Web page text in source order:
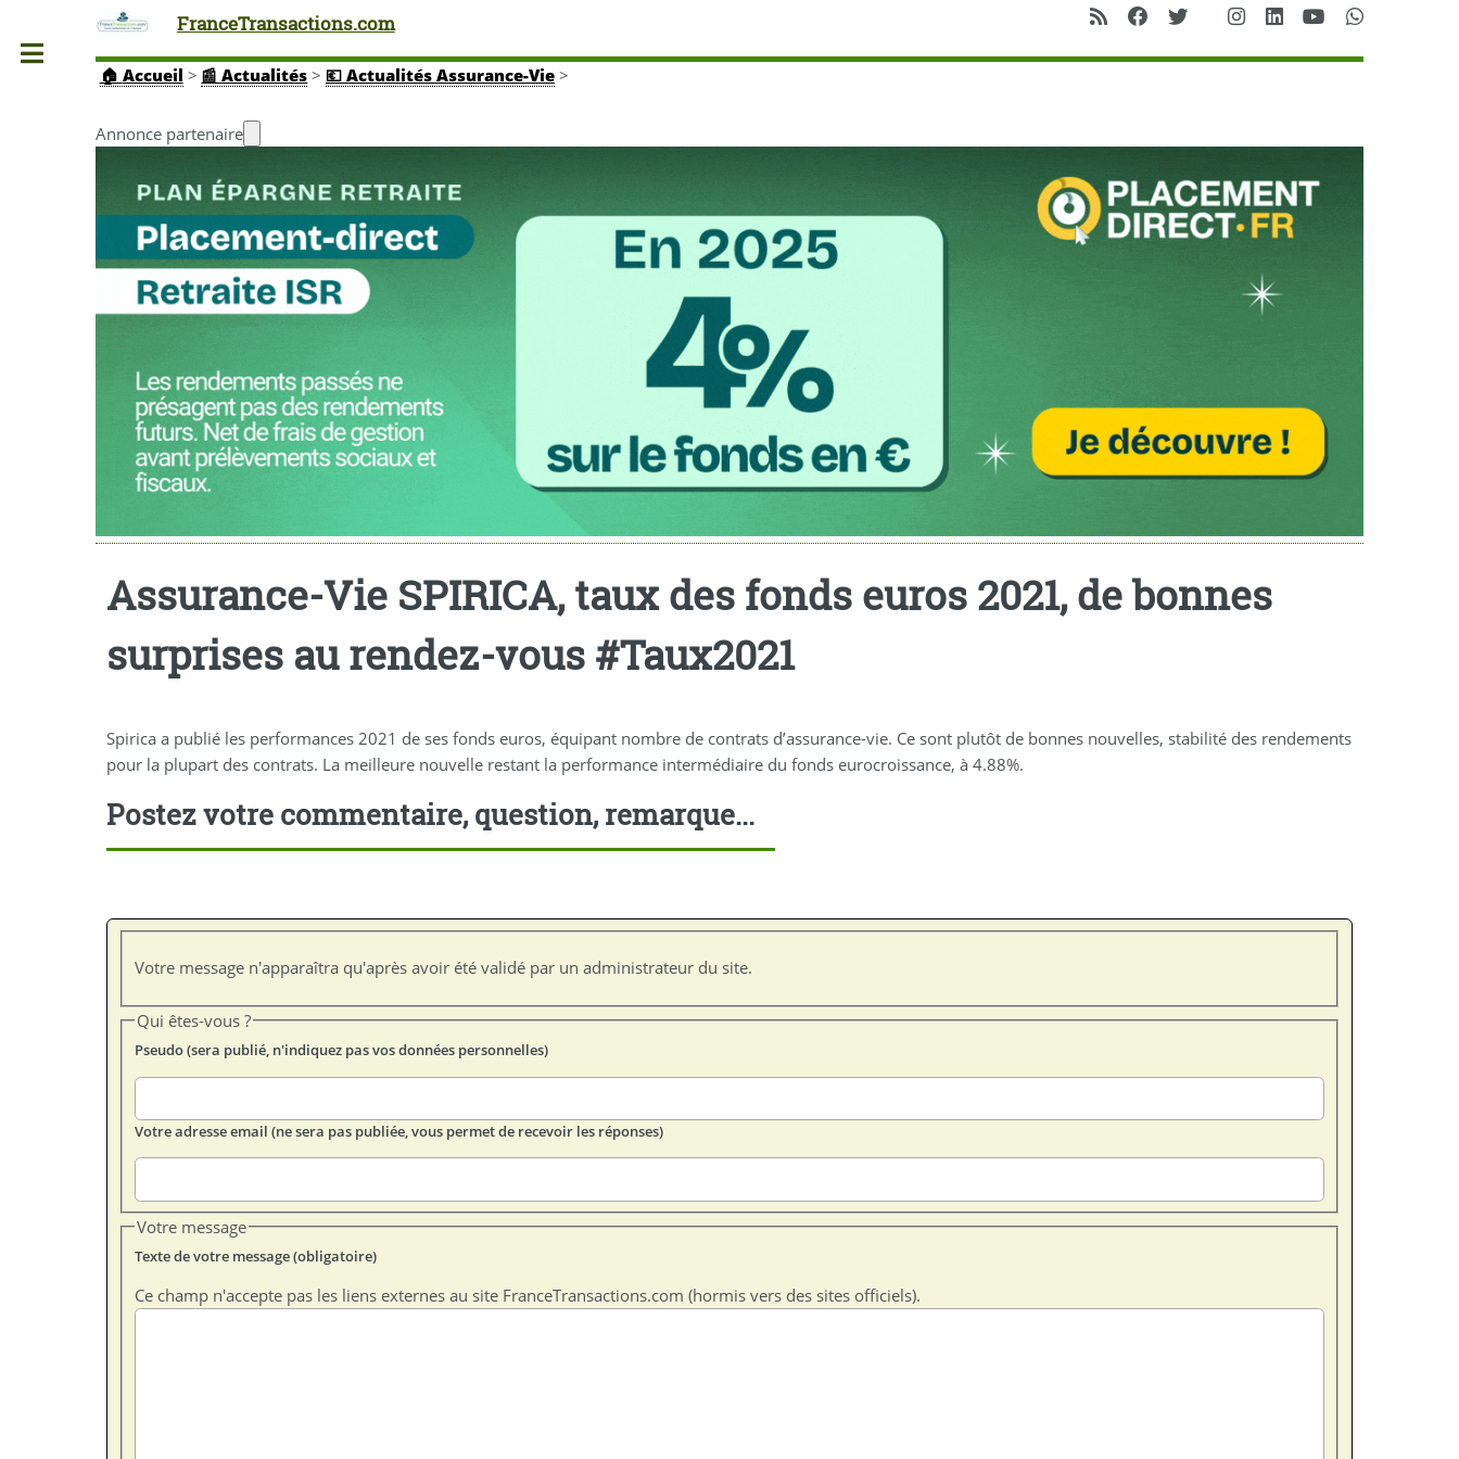
FranceTransactions.com
🏠 Accueil > 📰 Actualités > 💶 Actualités Assurance-Vie>
Annonce partenaire
Assurance-Vie SPIRICA, taux des fonds euros 2021, de bonnes
surprises au rendez-vous #Taux2021
Spirica a publié les performances 2021 de ses fonds euros, équipant nombre de contrats d’assurance-vie. Ce sont plutôt de bonnes nouvelles, stabilité des rendements
pour la plupart des contrats. La meilleure nouvelle restant la performance intermédiaire du fonds eurocroissance, à 4.88%.
Postez votre commentaire, question, remarque...
Votre message n'apparaîtra qu'après avoir été validé par un administrateur du site.
Qui êtes-vous ?
Pseudo (sera publié, n'indiquez pas vos données personnelles)
Votre adresse email (ne sera pas publiée, vous permet de recevoir les réponses)
Votre message
Texte de votre message (obligatoire)
Ce champ n'accepte pas les liens externes au site FranceTransactions.com (hormis vers des sites officiels).
Toggle